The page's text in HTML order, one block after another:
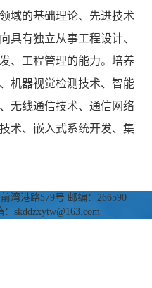
域的基础理论、先进技术
具有独立从事工程设计、
、工程管理的能力。培养
机器视觉检测技术、智能
无线通信技术、通信网络
术、嵌入式系统开发、集
湾港路579号 邮编：266590
skddzxytw@163.com